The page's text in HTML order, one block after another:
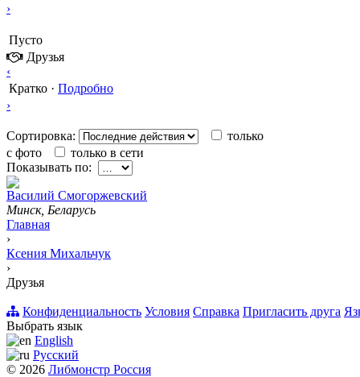
›
Пусто
Друзья
‹
Кратко · Подробно
›
Сортировка:
только
с фото
только в сети
Показывать по:
Вacилий Смогоржевский
Минск, Беларусь
Главная
›
Ксения Михальчук
›
Друзья
Конфиденциальность Условия Справка Пригласить друга
Выбрать язык
English
Русский
© 2026 Либмонстр Россия